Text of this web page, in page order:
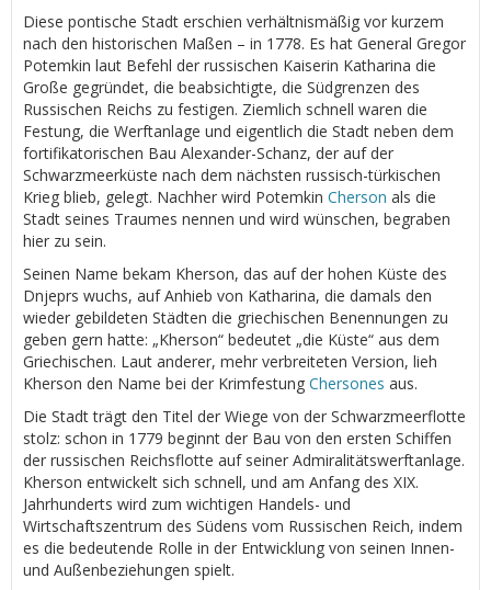
Diese pontische Stadt erschien verhältnismäßig vor kurzem
nach den historischen Maßen – in 1778. Es hat General Gregor
Potemkin laut Befehl der russischen Kaiserin Katharina die
Große gegründet, die beabsichtigte, die Südgrenzen des
Russischen Reichs zu festigen. Ziemlich schnell waren die
Festung, die Werftanlage und eigentlich die Stadt neben dem
fortifikatorischen Bau Alexander-Schanz, der auf der
Schwarzmeerküste nach dem nächsten russisch-türkischen
Krieg blieb, gelegt. Nachher wird Potemkin Cherson als die
Stadt seines Traumes nennen und wird wünschen, begraben
hier zu sein.
Seinen Name bekam Kherson, das auf der hohen Küste des
Dnjeprs wuchs, auf Anhieb von Katharina, die damals den
wieder gebildeten Städten die griechischen Benennungen zu
geben gern hatte: „Kherson“ bedeutet „die Küste“ aus dem
Griechischen. Laut anderer, mehr verbreiteten Version, lieh
Kherson den Name bei der Krimfestung Chersones aus.
Die Stadt trägt den Titel der Wiege von der Schwarzmeerflotte
stolz: schon in 1779 beginnt der Bau von den ersten Schiffen
der russischen Reichsflotte auf seiner Admiralitätswerftanlage.
Kherson entwickelt sich schnell, und am Anfang des XIX.
Jahrhunderts wird zum wichtigen Handels- und
Wirtschaftszentrum des Südens vom Russischen Reich, indem
es die bedeutende Rolle in der Entwicklung von seinen Innen-
und Außenbeziehungen spielt.